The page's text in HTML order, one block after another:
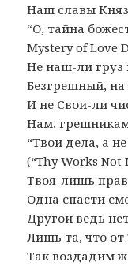
Наш славы
“О, тайна
Mystery of Love
Не наш-ли груз
Безгрешный, на
И не Свои-ли
Нам,
“Твои дела, а
(“Thy Works Not
Твоя-лишь
Одна спасти
Другой ведь
Лишь та, что от
Так воздадим